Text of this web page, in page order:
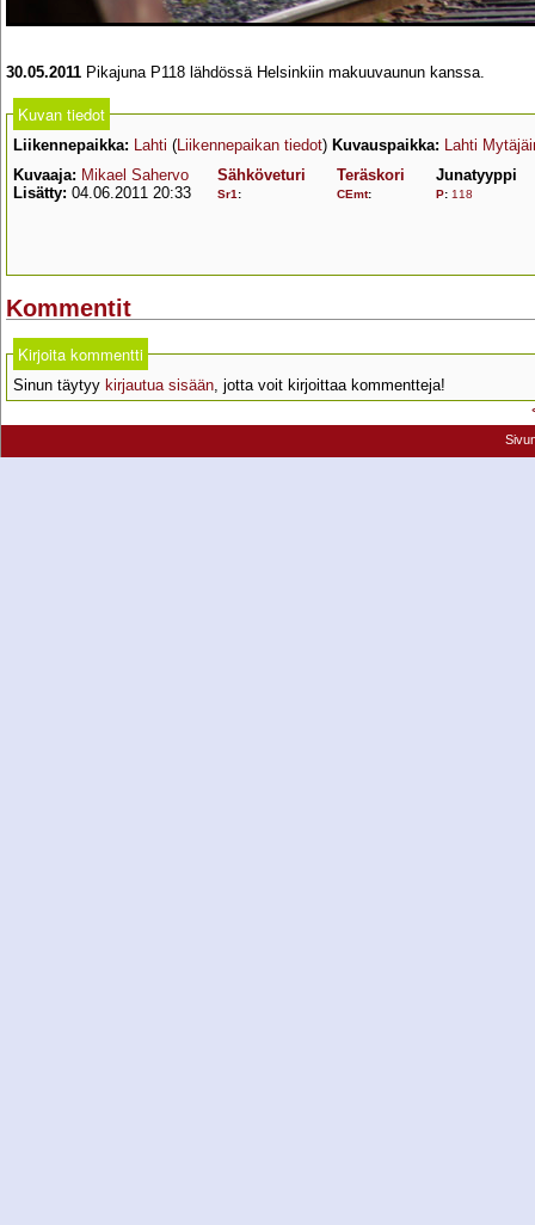
30.05.2011 Pikajuna P118 lähdössä Helsinkiin makuuvaunun kanssa.
Kuvan tiedot
Liikennepaikka: Lahti (Liikennepaikan tiedot) Kuvauspaikka: Lahti
Kuvaaja: Mikael Sahervo
Lisätty: 04.06.2011 20:33
Sähköveturi
Sr1 :
Teräskori
CEmt:
Junatyyppi
P: 118
Kommentit
Kirjoita kommentti
Sinun täytyy kirjautua sisään, jotta voit kirjoittaa kommentteja!